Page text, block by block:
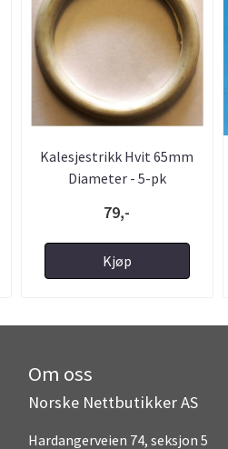
Kalesjestrikk Hvit 65mm
Diameter - 5-pk
79,-
Kjøp
Om oss
Norske Nettbutikker AS
Hardangerveien 74, seksjon 5